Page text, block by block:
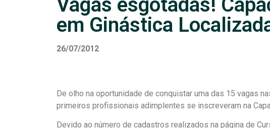
Vagas esgotadas!
em Ginástica
26/07/2012
De olho na oportunidade de conquistar uma das 15 vagas
primeiros profissionais adimplentes se inscreveram na
Devido ao número de cadastros realizados na página de